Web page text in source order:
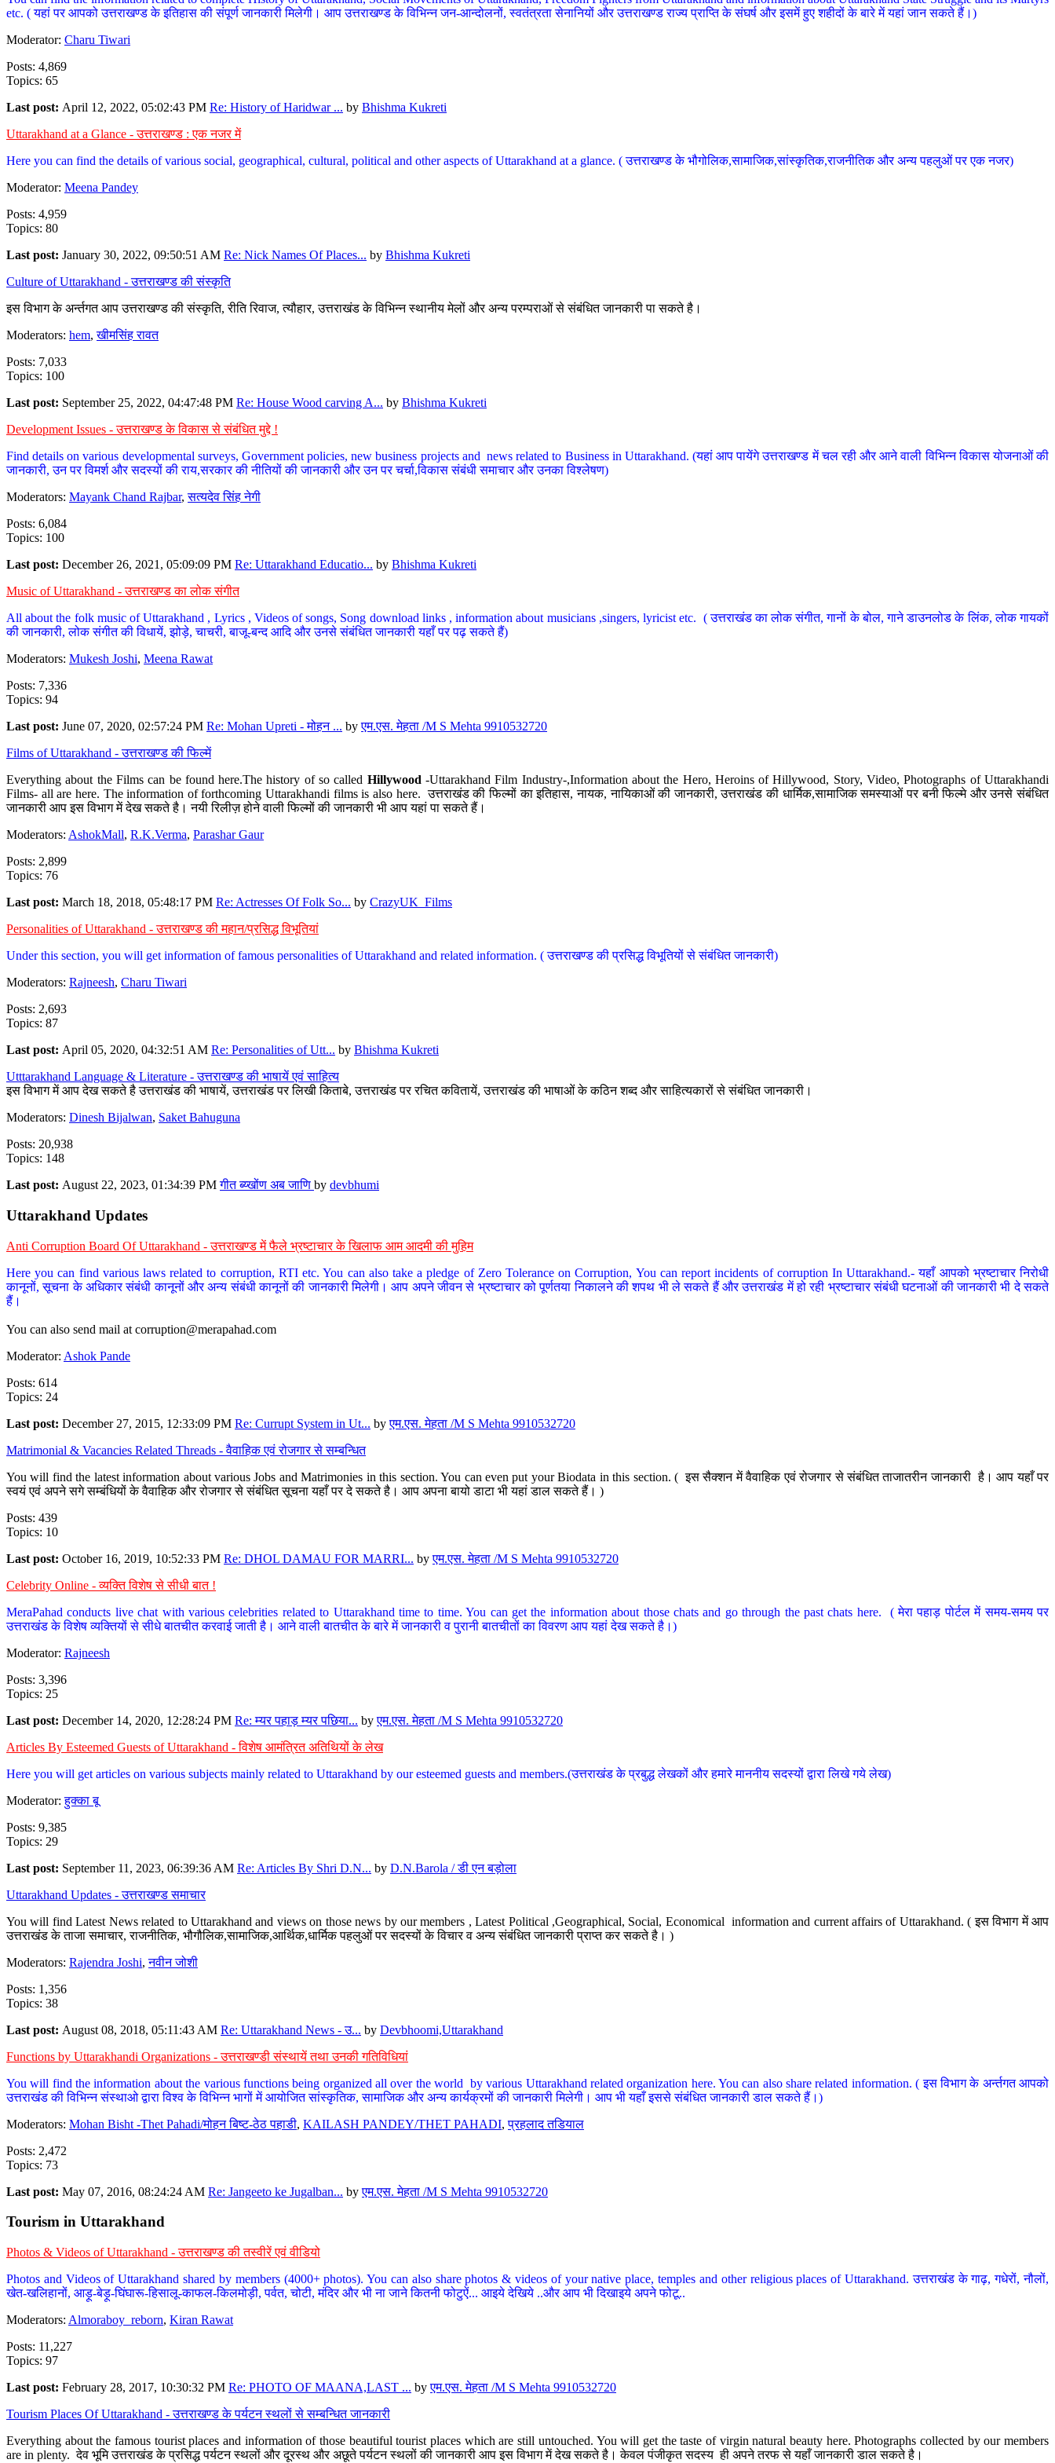
etc. ( यहां पर आपको उत्तराखण्ड के इतिहास की संपूर्ण जानकारी मिलेगी। आप उत्तराखण्ड के विभिन्न जन-आन्दोलनों, स्वतंत्रता सेनानियों और उत्तराखण्ड राज्य प्राप्ति के संघर्ष और इसमें हुए शहीदों के बारे में यहां जान सकते हैं।)
Moderator: Charu Tiwari
Posts: 4,869
Topics: 65
Last post: April 12, 2022, 05:02:43 PM Re: History of Haridwar ... by Bhishma Kukreti
Uttarakhand at a Glance - उत्तराखण्ड : एक नजर में
Here you can find the details of various social, geographical, cultural, political and other aspects of Uttarakhand at a glance. ( उत्तराखण्ड के भौगोलिक,सामाजिक,सांस्कृतिक,राजनीतिक और अन्य पहलुओं पर एक नजर)
Moderator: Meena Pandey
Posts: 4,959
Topics: 80
Last post: January 30, 2022, 09:50:51 AM Re: Nick Names Of Places... by Bhishma Kukreti
Culture of Uttarakhand - उत्तराखण्ड की संस्कृति
इस विभाग के अर्न्तगत आप उत्तराखण्ड की संस्कृति, रीति रिवाज, त्यौहार, उत्तराखंड के विभिन्न स्थानीय मेलों और अन्य परम्पराओं से संबंधित जानकारी पा सकते है।
Moderators: hem,खीमसिंह रावत
Posts: 7,033
Topics: 100
Last post: September 25, 2022, 04:47:48 PM Re: House Wood carving A... by Bhishma Kukreti
Development Issues - उत्तराखण्ड के विकास से संबंधित मुद्दे !
Find details on various developmental surveys, Government policies, new business projects and news related to Business in Uttarakhand. (यहां आप पायेंगे उत्तराखण्ड में चल रही और आने वाली विभिन्न विकास योजनाओं की
जानकारी, उन पर विमर्श और सदस्यों की राय,सरकार की नीतियों की जानकारी और उन पर चर्चा,विकास संबंधी समाचार और उनका विश्लेषण)
Moderators: Mayank Chand Rajbar,सत्यदेव सिंह नेगी
Posts: 6,084
Topics: 100
Last post: December 26, 2021, 05:09:09 PM Re: Uttarakhand Educatio... by Bhishma Kukreti
Music of Uttarakhand - उत्तराखण्ड का लोक संगीत
All about the folk music of Uttarakhand , Lyrics , Videos of songs, Song download links , information about musicians ,singers, lyricist etc. ( उत्तराखंड का लोक संगीत, गानों के बोल, गाने डाउनलोड के लिंक, लोक गायकों
की जानकारी, लोक संगीत की विधायें, झोड़े, चाचरी, बाजू-बन्द आदि और उनसे संबंधित जानकारी यहाँ पर पढ़ सकते हैं)
Moderators: Mukesh Joshi, Meena Rawat
Posts: 7,336
Topics: 94
Last post: June 07, 2020, 02:57:24 PM Re: Mohan Upreti - मोहन ... byएम.एस. मेहता /M S Mehta 9910532720
Films of Uttarakhand - उत्तराखण्ड की फिल्में
Everything about the Films can be found here.The history of so called Hillywood-Uttarakhand Film Industry-,Information about the Hero, Heroins of Hillywood, Story, Video, Photographs of Uttarakhandi
Films- all are here. The information of forthcoming Uttarakhandi films is also here. उत्तराखंड की फिल्मों का इतिहास, नायक, नायिकाओं की जानकारी, उत्तराखंड की धार्मिक,सामाजिक समस्याओं पर बनी फिल्मे और उनसे संबंधित
जानकारी आप इस विभाग में देख सकते है। नयी रिलीज़ होने वाली फिल्मों की जानकारी भी आप यहां पा सकते हैं।
Moderators: AshokMall, R.K.Verma, Parashar Gaur
Posts: 2,899
Topics: 76
Last post: March 18, 2018, 05:48:17 PM Re: Actresses Of Folk So... by CrazyUK_Films
Personalities of Uttarakhand - उत्तराखण्ड की महान/प्रसिद्ध विभूतियां
Under this section, you will get information of famous personalities of Uttarakhand and related information. ( उत्तराखण्ड की प्रसिद्ध विभूतियों से संबंधित जानकारी)
Moderators: Rajneesh, Charu Tiwari
Posts: 2,693
Topics: 87
Last post: April 05, 2020, 04:32:51 AM Re: Personalities of Utt... by Bhishma Kukreti
Utttarakhand Language & Literature - उत्तराखण्ड की भाषायें एवं साहित्य
इस विभाग में आप देख सकते है उत्तराखंड की भाषायें, उत्तराखंड पर लिखी किताबे, उत्तराखंड पर रचित कवितायें, उत्तराखंड की भाषाओं के कठिन शब्द और साहित्यकारों से संबंधित जानकारी।
Moderators: Dinesh Bijalwan, Saket Bahuguna
Posts: 20,938
Topics: 148
Last post: August 22, 2023, 01:34:39 PMगीत ब्य्खोंण अब जाणि by devbhumi
Uttarakhand Updates
Anti Corruption Board Of Uttarakhand - उत्तराखण्ड में फैले भ्रष्टाचार के खिलाफ आम आदमी की मुहिम
Here you can find various laws related to corruption, RTI etc. You can also take a pledge of Zero Tolerance on Corruption, You can report incidents of corruption In Uttarakhand.- यहाँ आपको भ्रष्टाचार निरोधी
कानूनों, सूचना के अधिकार संबंधी कानूनों और अन्य संबंधी कानूनों की जानकारी मिलेगी। आप अपने जीवन से भ्रष्टाचार को पूर्णतया निकालने की शपथ भी ले सकते हैं और उत्तराखंड में हो रही भ्रष्टाचार संबंधी घटनाओं की जानकारी भी दे सकते
हैं।
You can also send mail at corruption@merapahad.com
Moderator: Ashok Pande
Posts: 614
Topics: 24
Last post: December 27, 2015, 12:33:09 PM Re: Currupt System in Ut... byएम.एस. मेहता /M S Mehta 9910532720
Matrimonial & Vacancies Related Threads - वैवाहिक एवं रोजगार से सम्बन्धित
You will find the latest information about various Jobs and Matrimonies in this section. You can even put your Biodata in this section. ( इस सैक्शन में वैवाहिक एवं रोजगार से संबंधित ताजातरीन जानकारी है। आप यहाँ पर
स्वयं एवं अपने सगे सम्बंधियों के वैवाहिक और रोजगार से संबंधित सूचना यहाँ पर दे सकते है। आप अपना बायो डाटा भी यहां डाल सकते हैं। )
Posts: 439
Topics: 10
Last post: October 16, 2019, 10:52:33 PM Re: DHOL DAMAU FOR MARRI... byएम.एस. मेहता /M S Mehta 9910532720
Celebrity Online - व्यक्ति विशेष से सीधी बात !
MeraPahad conducts live chat with various celebrities related to Uttarakhand time to time. You can get the information about those chats and go through the past chats here. ( मेरा पहाड़ पोर्टल में समय-समय पर
उत्तराखंड के विशेष व्यक्तियों से सीधे बातचीत करवाई जाती है। आने वाली बातचीत के बारे में जानकारी व पुरानी बातचीतों का विवरण आप यहां देख सकते है।)
Moderator: Rajneesh
Posts: 3,396
Topics: 25
Last post: December 14, 2020, 12:28:24 PM Re: म्यर पहाड़ म्यर पछिया... byएम.एस. मेहता /M S Mehta 9910532720
Articles By Esteemed Guests of Uttarakhand - विशेष आमंत्रित अतिथियों के लेख
Here you will get articles on various subjects mainly related to Uttarakhand by our esteemed guests and members.(उत्तराखंड के प्रबुद्ध लेखकों और हमारे माननीय सदस्यों द्वारा लिखे गये लेख)
Moderator:हुक्का बू
Posts: 9,385
Topics: 29
Last post: September 11, 2023, 06:39:36 AM Re: Articles By Shri D.N... by D.N.Barola / डी एन बड़ोला
Uttarakhand Updates - उत्तराखण्ड समाचार
You will find Latest News related to Uttarakhand and views on those news by our members , Latest Political ,Geographical, Social, Economical information and current affairs of Uttarakhand. ( इस विभाग में आप
उत्तराखंड के ताजा समाचार, राजनीतिक, भौगौलिक,सामाजिक,आर्थिक,धार्मिक पहलुओं पर सदस्यों के विचार व अन्य संबंधित जानकारी प्राप्त कर सकते है। )
Moderators: Rajendra Joshi,नवीन जोशी
Posts: 1,356
Topics: 38
Last post: August 08, 2018, 05:11:43 AM Re: Uttarakhand News - उ... by Devbhoomi,Uttarakhand
Functions by Uttarakhandi Organizations - उत्तराखण्डी संस्थायें तथा उनकी गतिविधियां
You will find the information about the various functions being organized all over the world by various Uttarakhand related organization here. You can also share related information. ( इस विभाग के अर्न्तगत आपको
उत्तराखंड की विभिन्न संस्थाओ द्वारा विश्व के विभिन्न भागों में आयोजित सांस्कृतिक, सामाजिक और अन्य कार्यक्रमों की जानकारी मिलेगी। आप भी यहाँ इससे संबंधित जानकारी डाल सकते हैं।)
Moderators: Mohan Bisht -Thet Pahadi/मोहन बिष्ट-ठेठ पहाडी, KAILASH PANDEY/THET PAHADI,प्रहलाद तडियाल
Posts: 2,472
Topics: 73
Last post: May 07, 2016, 08:24:24 AM Re: Jangeeto ke Jugalban... byएम.एस. मेहता /M S Mehta 9910532720
Tourism in Uttarakhand
Photos & Videos of Uttarakhand - उत्तराखण्ड की तस्वीरें एवं वीडियो
Photos and Videos of Uttarakhand shared by members (4000+ photos). You can also share photos & videos of your native place, temples and other religious places of Uttarakhand. उत्तराखंड के गाढ़, गधेरों, नौलों,
खेत-खलिहानों, आड़ू-बेड़ू-घिंघारू-हिसालू-काफल-किलमोड़ी, पर्वत, चोटी, मंदिर और भी ना जाने कितनी फोटुऐं... आइये देखिये ..और आप भी दिखाइये अपने फोटू..
Moderators: Almoraboy_reborn, Kiran Rawat
Posts: 11,227
Topics: 97
Last post: February 28, 2017, 10:30:32 PM Re: PHOTO OF MAANA,LAST ... byएम.एस. मेहता /M S Mehta 9910532720
Tourism Places Of Uttarakhand - उत्तराखण्ड के पर्यटन स्थलों से सम्बन्धित जानकारी
Everything about the famous tourist places and information of those beautiful tourist places which are still untouched. You will get the taste of virgin natural beauty here. Photographs collected by our members
are in plenty. देव भूमि उत्तराखंड के प्रसिद्ध पर्यटन स्थलों और दूरस्थ और अछूते पर्यटन स्थलों की जानकारी आप इस विभाग में देख सकते है। केवल पंजीकृत सदस्य ही अपने तरफ से यहाँ जानकारी डाल सकते है।